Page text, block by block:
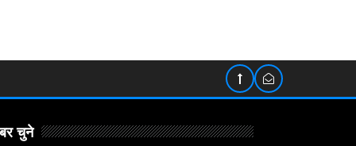
चुने